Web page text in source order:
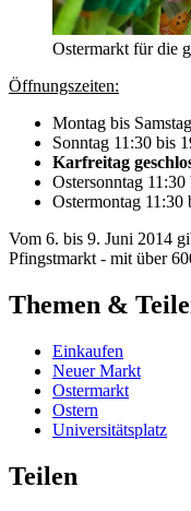
Ostermarkt für die
Öffnungszeiten:
Montag bis
Sonntag 11:30 bis
Karfreitag
Ostersonntag
Ostermontag 11:30
Vom 6. bis 9. Juni 2014
Pfingstmarkt - mit über
Themen &
Einkaufen
Neuer Markt
Ostermarkt
Ostern
Universitätsplatz
Teilen